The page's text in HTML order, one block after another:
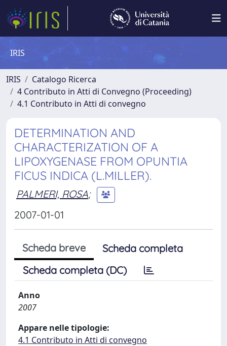
IRIS
IRIS
Catalogo Ricerca
4 Contributo in Atti di Convegno (Proceeding)
4.1 Contributo in Atti di convegno
DETERMINATION AND
CHARACTERIZATION OF A
LIPOXYGENASE FROM OPUNTIA
FICUS INDICA (L.MILLER).
PALMERI, ROSA;
2007-01-01
Scheda breve
Scheda completa
Scheda completa (DC)
Anno
2007
Appare nelle tipologie:
4.1 Contributo in Atti di convegno